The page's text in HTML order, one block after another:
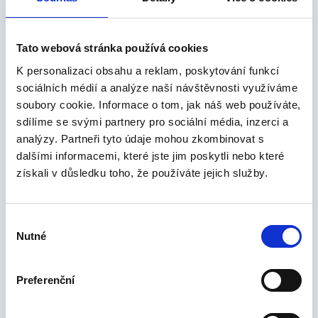
Tato webová stránka používá cookies
K personalizaci obsahu a reklam, poskytování funkcí
sociálních médií a analýze naší návštěvnosti využíváme
soubory cookie. Informace o tom, jak náš web používáte,
sdílíme se svými partnery pro sociální média, inzerci a
analýzy. Partneři tyto údaje mohou zkombinovat s
dalšími informacemi, které jste jim poskytli nebo které
získali v důsledku toho, že používáte jejich služby.
souhlasu
Nutné
Preferenční
website.
rc::c
Google
This cookie is
distinguish
between humans
and bots.
Statistické (3)
návštěvníci používají webové stránky.
Maximální